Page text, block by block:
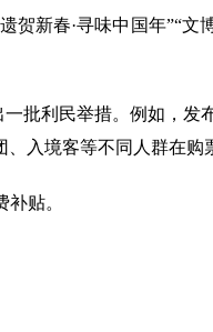
新春·寻味中国年”“
批利民举措。例如，
入境客等不同人群在购
贴。